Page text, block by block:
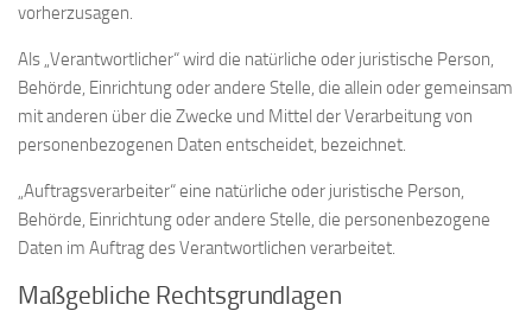
vorherzusagen.
Als „Verantwortlicher“ wird die natürliche oder juristische Person,
Behörde, Einrichtung oder andere Stelle, die allein oder gemeinsam
mit anderen über die Zwecke und Mittel der Verarbeitung von
personenbezogenen Daten entscheidet, bezeichnet.
„Auftragsverarbeiter“ eine natürliche oder juristische Person,
Behörde, Einrichtung oder andere Stelle, die personenbezogene
Daten im Auftrag des Verantwortlichen verarbeitet.
Maßgebliche Rechtsgrundlagen